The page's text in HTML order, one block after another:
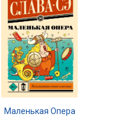
Маленькая Опера